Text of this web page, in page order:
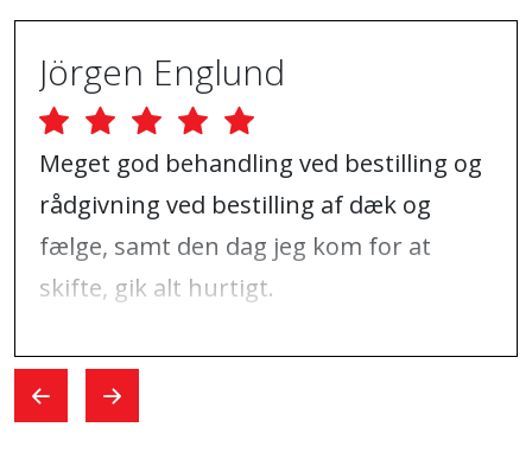
Jörgen Englund
Meget god behandling ved bestilling og
rådgivning ved bestilling af dæk og
fælge, samt den dag jeg kom for at
skifte, gik alt hurtigt.